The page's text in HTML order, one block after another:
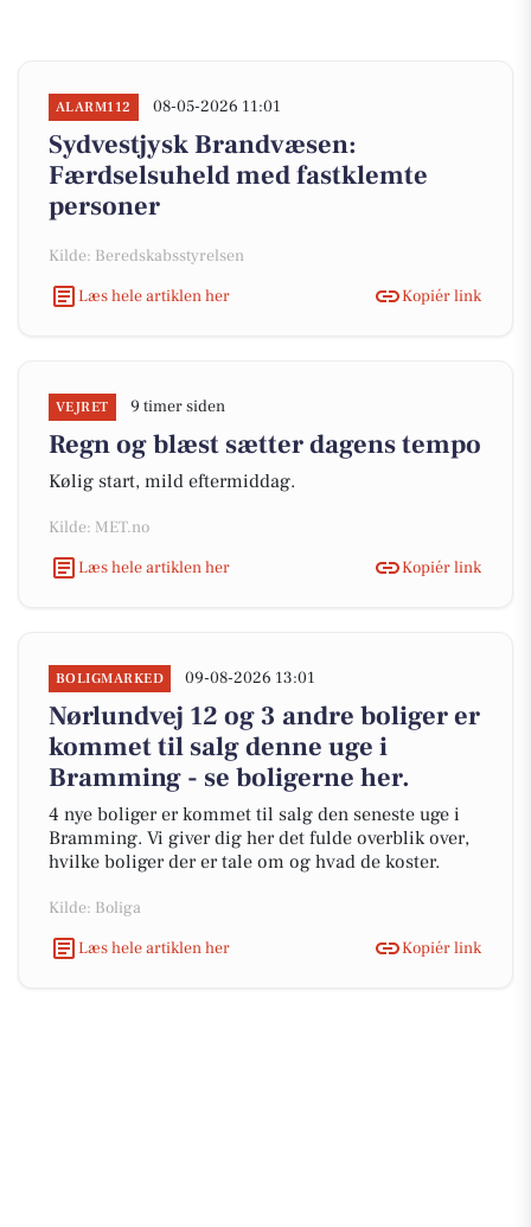
ALARM112 08-05-2026 11:01
Sydvestjysk Brandvæsen:
Færdselsuheld med fastklemte
personer
Kilde: Beredskabsstyrelsen
Læs hele artiklen her
Kopiér link
VEJRET 9 timer siden
Regn og blæst sætter dagens tempo
Kølig start, mild eftermiddag.
Kilde: MET.no
Læs hele artiklen her
Kopiér link
BOLIGMARKED 09-08-2026 13:01
Nørlundvej 12 og 3 andre boliger er
kommet til salg denne uge i
Bramming - se boligerne her.
4 nye boliger er kommet til salg den seneste uge i
Bramming. Vi giver dig her det fulde overblik over,
hvilke boliger der er tale om og hvad de koster.
Kilde: Boliga
Læs hele artiklen her
Kopiér link